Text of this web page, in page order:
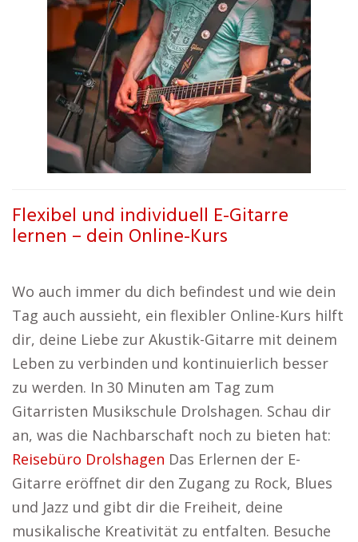
Flexibel und individuell E-Gitarre
lernen – dein Online-Kurs
Wo auch immer du dich befindest und wie dein
Tag auch aussieht, ein flexibler Online-Kurs hilft
dir, deine Liebe zur Akustik-Gitarre mit deinem
Leben zu verbinden und kontinuierlich besser
zu werden. In 30 Minuten am Tag zum
Gitarristen Musikschule Drolshagen. Schau dir
an, was die Nachbarschaft noch zu bieten hat:
Reisebüro Drolshagen Das Erlernen der E-
Gitarre eröffnet dir den Zugang zu Rock, Blues
und Jazz und gibt dir die Freiheit, deine
musikalische Kreativität zu entfalten. Besuche